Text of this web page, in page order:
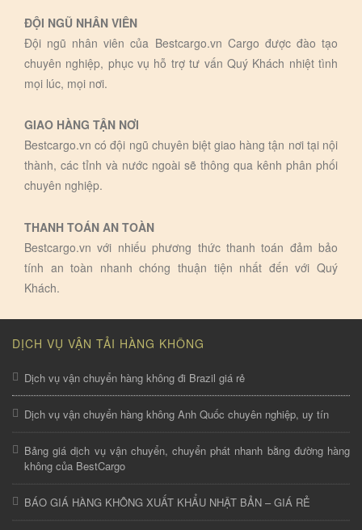
ĐỘI NGŨ NHÂN VIÊN
Đội ngũ nhân viên của Bestcargo.vn Cargo được đào tạo
chuyên nghiệp, phục vụ hỗ trợ tư vấn Quý Khách nhiệt tình
mọi lúc, mọi nơi.
GIAO HÀNG TẬN NƠI
Bestcargo.vn có đội ngũ chuyên biệt giao hàng tận nơi tại nội
thành, các tỉnh và nước ngoài sẽ thông qua kênh phân phối
chuyên nghiệp.
THANH TOÁN AN TOÀN
Bestcargo.vn với nhiếu phương thức thanh toán đảm bảo
tính an toàn nhanh chóng thuận tiện nhất đến với Quý
Khách.
DỊCH VỤ VẬN TẢI HÀNG KHÔNG
Dịch vụ vận chuyển hàng không đi Brazil giá rẻ
Dịch vụ vận chuyển hàng không Anh Quốc chuyên nghiệp, uy tín
Bảng giá dịch vụ vận chuyển, chuyển phát nhanh bằng đường hàng
không của BestCargo
BÁO GIÁ HÀNG KHÔNG XUẤT KHẨU NHẬT BẢN – GIÁ RẺ